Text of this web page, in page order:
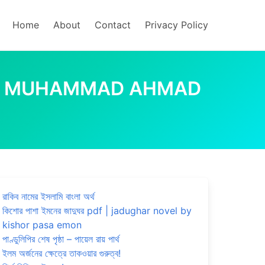
Home About Contact Privacy Policy
MUHAMMAD AHMAD
রাকিব নামের ইসলামি বাংলা অর্থ
কিশোর পাশা ইমনের জাদুঘর pdf | jadughar novel by
kishor pasa emon
পাণ্ডুলিপির শেষ পৃষ্ঠা – পায়েল রায় পার্থ
ইলম অর্জনের ক্ষেত্রে তাকওয়ার গুরুত্ব!